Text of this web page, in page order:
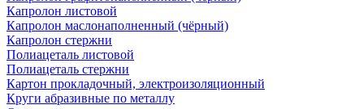
Капролон листовой
Капролон маслонаполненный (чёрный)
Капролон стержни
Полиацеталь листовой
Полиацеталь стержни
Картон прокладочный, электроизоляционный
Круги абразивные по металлу